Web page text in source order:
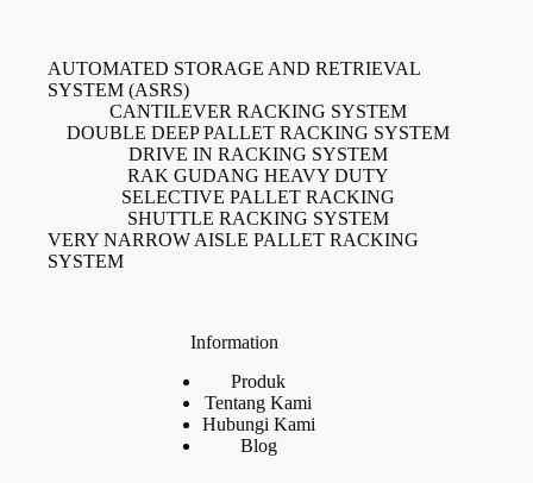
AUTOMATED STORAGE AND RETRIEVAL
SYSTEM (ASRS)
CANTILEVER RACKING SYSTEM
DOUBLE DEEP PALLET RACKING SYSTEM
DRIVE IN RACKING SYSTEM
RAK GUDANG HEAVY DUTY
SELECTIVE PALLET RACKING
SHUTTLE RACKING SYSTEM
VERY NARROW AISLE PALLET RACKING
SYSTEM
Information
Produk
Tentang Kami
Hubungi Kami
Blog